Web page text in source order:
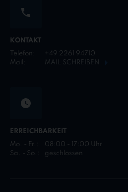
KONTAKT
Telefon:
+49 2261 94710
Mail:
MAIL SCHREIBEN
ERREICHBARKEIT
Mo. - Fr.:
08:00 - 17:00 Uhr
Sa. - So.:
geschlossen